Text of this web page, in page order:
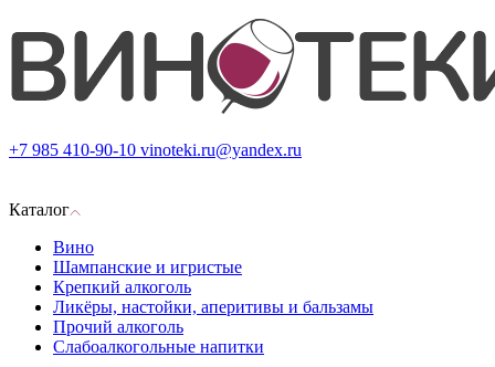
+7 985 410-90-10 vinoteki.ru@yandex.ru
Каталог
Вино
Шампанские и игристые
Крепкий алкоголь
Ликёры, настойки, аперитивы и бальзамы
Прочий алкоголь
Слабоалкогольные напитки